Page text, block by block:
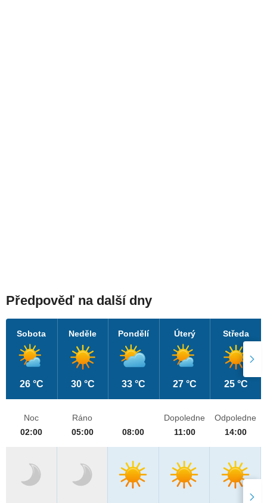
Předpověď na další dny
Sobota
26 °C
Neděle
30 °C
Pondělí
33 °C
Úterý
27 °C
Středa
25 °C
Noc
02:00
Ráno
05:00
08:00
Dopoledne
11:00
Odpoledne
14:00